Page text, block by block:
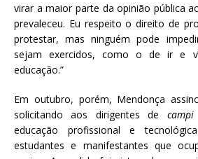
virar a maior parte da opinião pública
prevaleceu. Eu respeito o direito de
protestar, mas ninguém pode
sejam exercidos, como o de ir e
educação.”
Em outubro, porém, Mendonça
solicitando aos dirigentes de campi
educação profissional e
estudantes e manifestantes que